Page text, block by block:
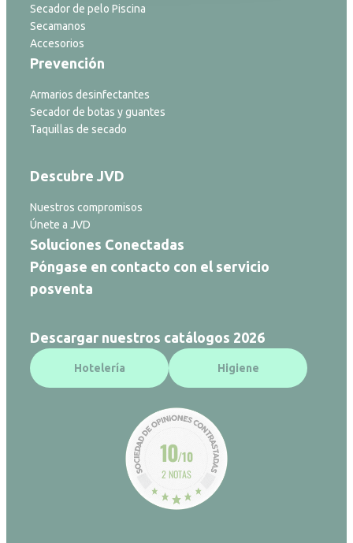
Secador de pelo Piscina
Secamanos
Accesorios
Prevención
Armarios desinfectantes
Secador de botas y guantes
Taquillas de secado
Descubre JVD
Nuestros compromisos
Únete a JVD
Soluciones Conectadas
Póngase en contacto con el servicio
posventa
Descargar nuestros catálogos 2026
Hotelería Higiene
10/10
2 NOTAS